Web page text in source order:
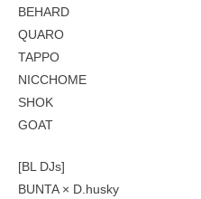
BEHARD
QUARO
TAPPO
NICCHOME
SHOK
GOAT
[BL DJs]
BUNTA × D.husky